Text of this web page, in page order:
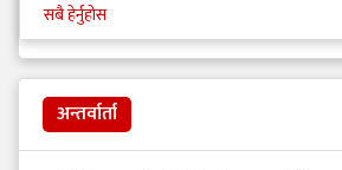
सबै हेर्नुहोस
अन्तर्वार्ता